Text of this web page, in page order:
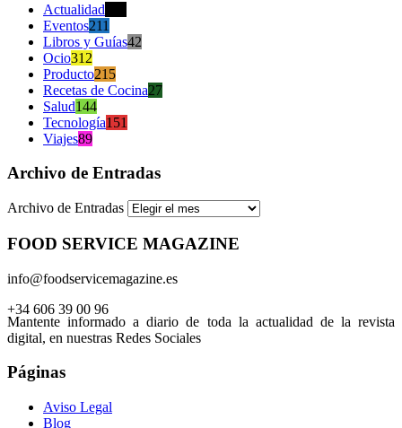
Actualidad
Eventos211
Libros y Guías42
Ocio312
Producto215
Recetas de Cocina27
Salud144
Tecnología151
Viajes89
Archivo de Entradas
Archivo de Entradas
FOOD SERVICE MAGAZINE
info@foodservicemagazine.es
+34 606 39 00 96
Mantente informado a diario de toda la actualidad de la revista
digital, en nuestras Redes Sociales
Páginas
Aviso Legal
Blog